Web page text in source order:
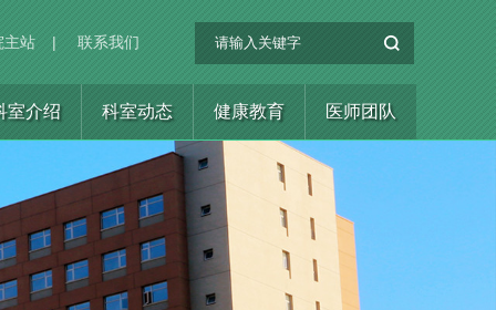
主站 | 联系我们
室介绍 科室动态 健康教育 医师团队